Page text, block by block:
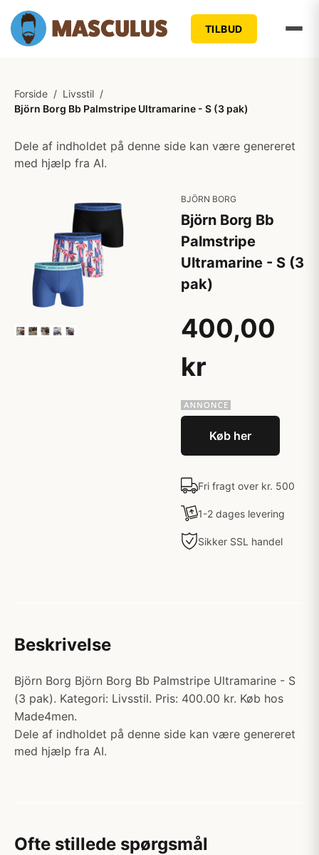
TILBUD
Forside / Livsstil /
Björn Borg Bb Palmstripe Ultramarine - S (3 pak)
Dele af indholdet på denne side kan være genereret
med hjælp fra AI.
BJÖRN BORG
Björn Borg Bb
Palmstripe
Ultramarine - S (3
pak)
400,00
kr
Køb her
Fri fragt over kr. 500
1-2 dages levering
Sikker SSL handel
Beskrivelse
Björn Borg Björn Borg Bb Palmstripe Ultramarine - S
(3 pak). Kategori: Livsstil. Pris: 400.00 kr. Køb hos
Made4men.
Dele af indholdet på denne side kan være genereret
med hjælp fra AI.
Ofte stillede spørgsmål